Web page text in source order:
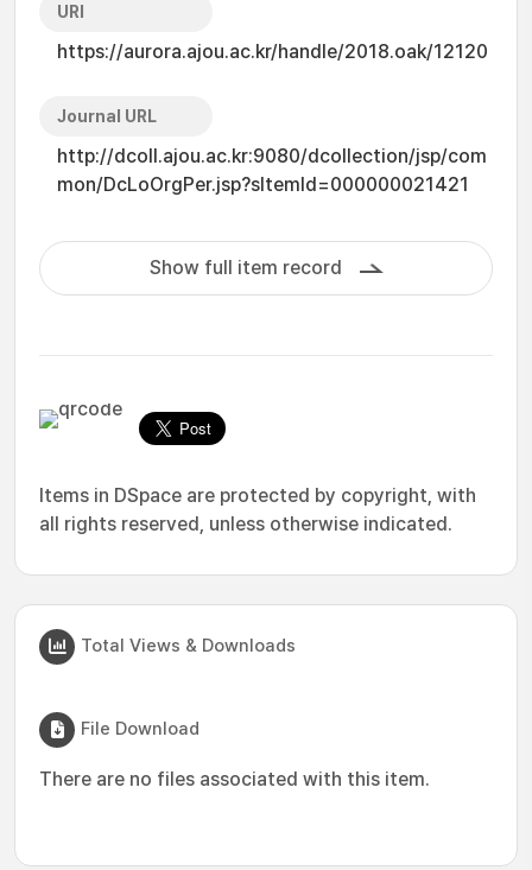
URI
https://aurora.ajou.ac.kr/handle/2018.oak/12120
Journal URL
http://dcoll.ajou.ac.kr:9080/dcollection/jsp/com
mon/DcLoOrgPer.jsp?sItemId=000000021421
Show full item record
Items in DSpace are protected by copyright, with
all rights reserved, unless otherwise indicated.
Total Views & Downloads
File Download
There are no files associated with this item.